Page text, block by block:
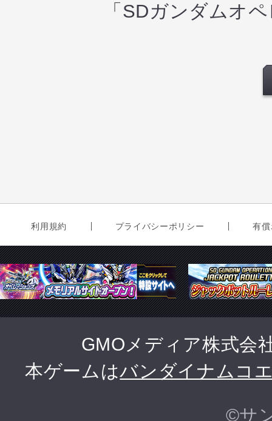
「SDガンダムオ
利用規約 プライバシーポリシー 有
GMOメディア株式会
本ゲームはバンダイナムコ
©サ